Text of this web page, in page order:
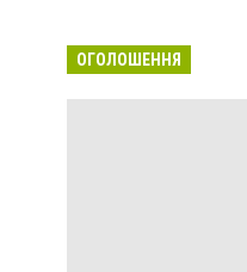
ОГОЛОШЕННЯ